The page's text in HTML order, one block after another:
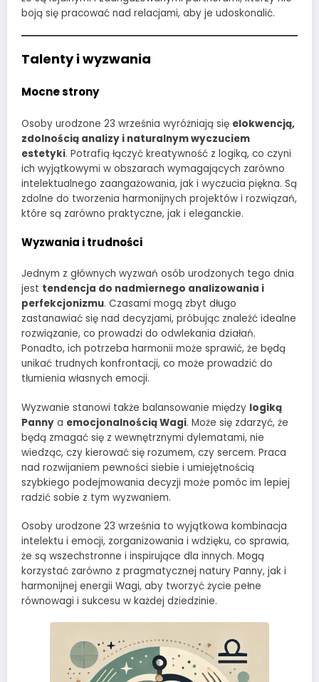
boją się pracować nad relacjami, aby je udoskonalić.
Talenty i wyzwania
Mocne strony
Osoby urodzone 23 września wyróżniają się elokwencją,
zdolnością analizy i naturalnym wyczuciem
estetyki. Potrafią łączyć kreatywność z logiką, co czyni
ich wyjątkowymi w obszarach wymagających zarówno
intelektualnego zaangażowania, jak i wyczucia piękna. Są
zdolne do tworzenia harmonijnych projektów i rozwiązań,
które są zarówno praktyczne, jak i eleganckie.
Wyzwania i trudności
Jednym z głównych wyzwań osób urodzonych tego dnia
jest tendencja do nadmiernego analizowania i
perfekcjonizmu. Czasami mogą zbyt długo
zastanawiać się nad decyzjami, próbując znaleźć idealne
rozwiązanie, co prowadzi do odwlekania działań.
Ponadto, ich potrzeba harmonii może sprawić, że będą
unikać trudnych konfrontacji, co może prowadzić do
tłumienia własnych emocji.
Wyzwanie stanowi także balansowanie między logiką
Panny a emocjonalnością Wagi. Może się zdarzyć, że
będą zmagać się z wewnętrznymi dylematami, nie
wiedząc, czy kierować się rozumem, czy sercem. Praca
nad rozwijaniem pewności siebie i umiejętnością
szybkiego podejmowania decyzji może pomóc im lepiej
radzić sobie z tym wyzwaniem.
Osoby urodzone 23 września to wyjątkowa kombinacja
intelektu i emocji, zorganizowania i wdzięku, co sprawia,
że są wszechstronne i inspirujące dla innych. Mogą
korzystać zarówno z pragmatycznej natury Panny, jak i
harmonijnej energii Wagi, aby tworzyć życie pełne
równowagi i sukcesu w każdej dziedzinie.